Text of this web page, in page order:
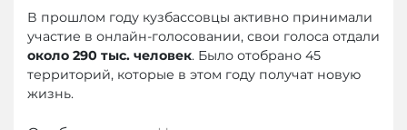
В прошлом году кузбассовцы активно принимали
участие в онлайн-голосовании, свои голоса отдали
около 290 тыс. человек. Было отобрано 45
территорий, которые в этом году получат новую
жизнь.